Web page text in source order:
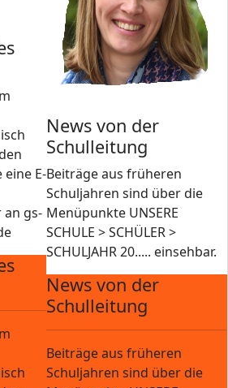
eine E-
gs-
News von der
Schulleitung
Beiträge aus früheren
Schuljahren sind über die
Menüpunkte UNSERE
SCHULE > SCHÜLER >
SCHULJAHR 20..... einsehbar.
News von der
Schulleitung
Beiträge aus früheren
Schuljahren sind über die